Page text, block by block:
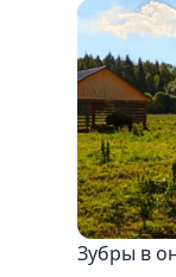
Зубры в